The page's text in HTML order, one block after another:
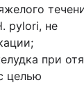
pylori, не
при
целью